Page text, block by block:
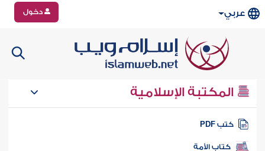
عربي دخول
المكتبة الإسلامية
كتب PDF